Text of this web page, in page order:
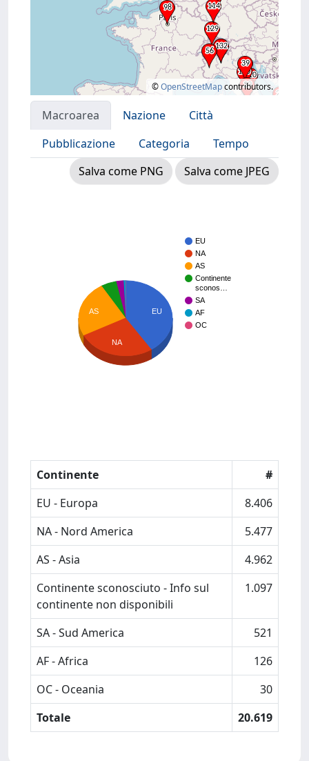
©OpenStreetMapcontributors.
Macroarea Nazione
Città
Pubblicazione
Categoria
Tempo
Salva come PNG
Salva come JPEG
EU
NA
AS
Continente
sconos…
SA
AF
OC
EU
AS
NA
Continente
#
EU - Europa
8.406
NA - Nord America
5.477
AS - Asia
4.962
Continente sconosciuto - Info sul
continente non disponibili
1.097
SA - Sud America
521
AF - Africa
126
OC - Oceania
30
Totale
20.619